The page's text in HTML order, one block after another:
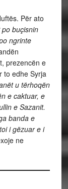
Për ato
buçisnin
ngrinte
prezencën e
to edhe Syrja
u tërhoqën
e caktuar, e
e Sazanit.
banda e
i gëzuar e i
ne